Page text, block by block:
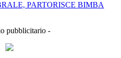
PARTORISCE BIMBA
pubblicitario -